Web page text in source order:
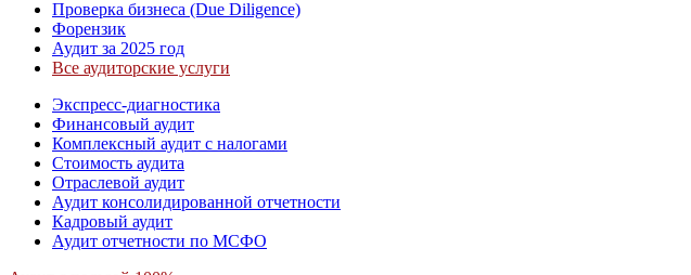
Проверка бизнеса (Due Diligence)
Форензик
Аудит за 2025 год
Все аудиторские услуги
Экспресс-диагностика
Финансовый аудит
Комплексный аудит с налогами
Стоимость аудита
Отраслевой аудит
Аудит консолидированной отчетности
Кадровый аудит
Аудит отчетности по МСФО